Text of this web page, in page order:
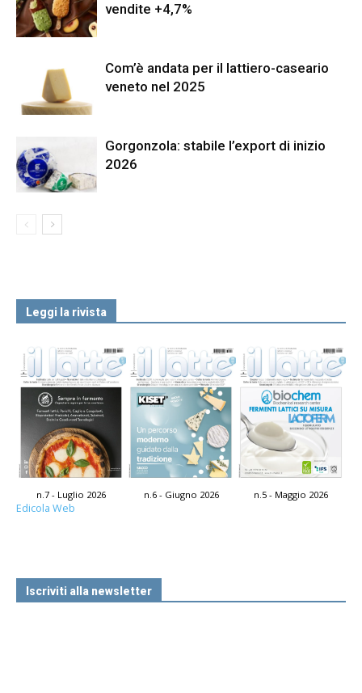
vendite +4,7%
Com’è andata per il lattiero-caseario
veneto nel 2025
Gorgonzola: stabile l’export di inizio
2026
Leggi la rivista
n.7 - Luglio 2026 n.6 - Giugno 2026 n.5 - Maggio 2026
Edicola Web
Iscriviti alla newsletter